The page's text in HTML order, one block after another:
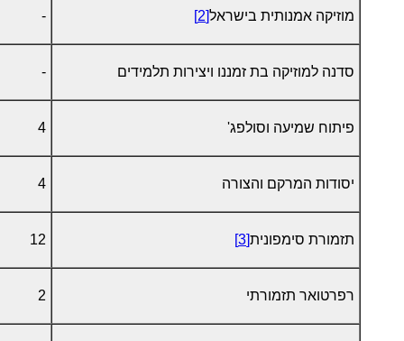
מוזיקה אמנותית בישראל[2]
-
סדנה למוזיקה בת זמננו ויצירות תלמידים -
פיתוח שמיעה וסולפג' 4
יסודות המרקם והצורה 4
תזמורת סימפונית[3]
12
רפרטואר תזמורתי 2